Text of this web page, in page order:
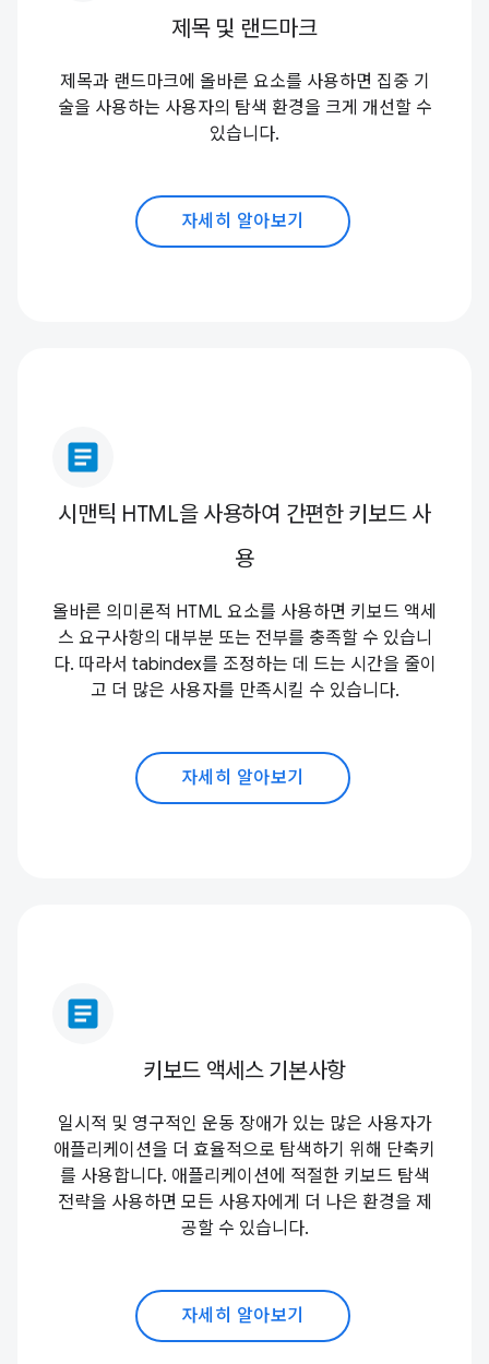
제목 및 랜드마크
제목과 랜드마크에 올바른 요소를 사용하면 집중 기
술을 사용하는 사용자의 탐색 환경을 크게 개선할 수
있습니다.
자세히 알아보기
article
시맨틱 HTML을 사용하여 간편한 키보드 사
용
올바른 의미론적 HTML 요소를 사용하면 키보드 액세
스 요구사항의 대부분 또는 전부를 충족할 수 있습니
다. 따라서 tabindex를 조정하는 데 드는 시간을 줄이
고 더 많은 사용자를 만족시킬 수 있습니다.
자세히 알아보기
article
키보드 액세스 기본사항
일시적 및 영구적인 운동 장애가 있는 많은 사용자가
애플리케이션을 더 효율적으로 탐색하기 위해 단축키
를 사용합니다. 애플리케이션에 적절한 키보드 탐색
전략을 사용하면 모든 사용자에게 더 나은 환경을 제
공할 수 있습니다.
자세히 알아보기